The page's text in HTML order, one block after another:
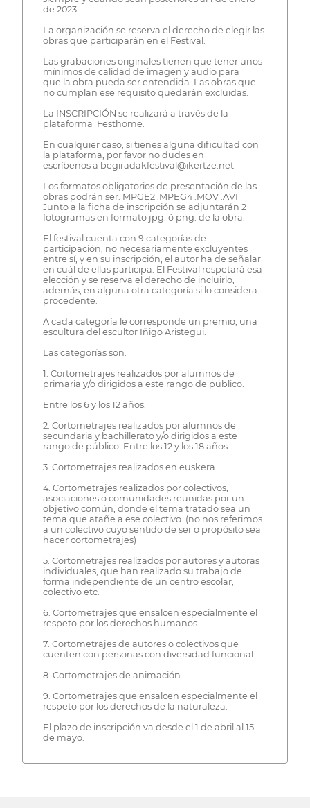
de 2023.
La organización se reserva el derecho de elegir las
obras que participarán en el Festival.
Las grabaciones originales tienen que tener unos
mínimos de calidad de imagen y audio para
que la obra pueda ser entendida. Las obras que
no cumplan ese requisito quedarán excluidas.
La INSCRIPCIÓN se realizará a través de la
plataforma Festhome.
En cualquier caso, si tienes alguna dificultad con
la plataforma, por favor no dudes en
escríbenos a begiradakfestival@ikertze.net
Los formatos obligatorios de presentación de las
obras podrán ser: MPGE2 .MPEG4 .MOV .AVI
Junto a la ficha de inscripción se adjuntarán 2
fotogramas en formato jpg. ó png. de la obra.
El festival cuenta con 9 categorías de
participación, no necesariamente excluyentes
entre sí, y en su inscripción, el autor ha de señalar
en cuál de ellas participa. El Festival respetará esa
elección y se reserva el derecho de incluirlo,
además, en alguna otra categoría si lo considera
procedente.
A cada categoría le corresponde un premio, una
escultura del escultor Iñigo Aristegui.
Las categorías son:
1. Cortometrajes realizados por alumnos de
primaria y/o dirigidos a este rango de público.
Entre los 6 y los 12 años.
2. Cortometrajes realizados por alumnos de
secundaria y bachillerato y/o dirigidos a este
rango de público. Entre los 12 y los 18 años.
3. Cortometrajes realizados en euskera
4. Cortometrajes realizados por colectivos,
asociaciones o comunidades reunidas por un
objetivo común, donde el tema tratado sea un
tema que atañe a ese colectivo. (no nos referimos
a un colectivo cuyo sentido de ser o propósito sea
hacer cortometrajes)
5. Cortometrajes realizados por autores y autoras
individuales, que han realizado su trabajo de
forma independiente de un centro escolar,
colectivo etc.
6. Cortometrajes que ensalcen especialmente el
respeto por los derechos humanos.
7. Cortometrajes de autores o colectivos que
cuenten con personas con diversidad funcional
8. Cortometrajes de animación
9. Cortometrajes que ensalcen especialmente el
respeto por los derechos de la naturaleza.
El plazo de inscripción va desde el 1 de abril al 15
de mayo.